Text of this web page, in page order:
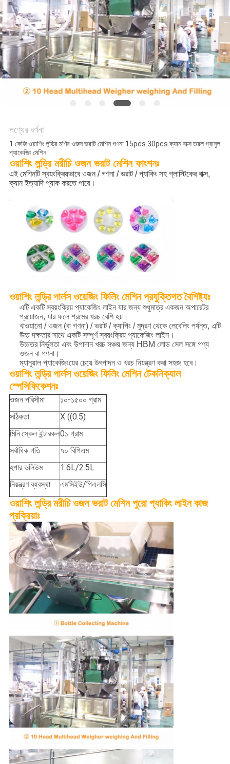
মামলা
একটি
উদ্ধৃতি
অনুরোধ
করুন
SITEMAP
গোপনীয়তা
নীতি
পণ্যের বর্ণনা
1 কেজি ওয়াশিং লন্ড্রি মণির ওজন ভরাট মেশিন গণনা 15pcs 30pcs ক্যান বাক্স তরল গ্রানুল
প্যাকেজিং মেশিন
ওয়াশিং লন্ড্রি মরীচি ওজন ভরাট মেশিন ফাংশনঃ
এই মেশিনটি স্বয়ংক্রিয়ভাবে ওজন / গণনা / ভরাট / প্যাকিং সহ প্লাস্টিকের বাক্স,
ক্যান ইত্যাদি প্যাক করতে পারে।
ওয়াশিং লন্ড্রি পার্লস ওয়েজিং ফিলিং মেশিন প্রযুক্তিগত বৈশিষ্ট্যঃ
এটি একটি স্বয়ংক্রিয় প্যাকেজিং লাইন যার জন্য শুধুমাত্র একজন অপারেটর
প্রয়োজন, যার ফলে শ্রমের খরচ বেশি হয়।
খাওয়ানো / ওজন (বা গণনা) / ভরাট / ক্যাপিং / মুদ্রণ থেকে লেবেলিং পর্যন্ত, এটি
উচ্চ দক্ষতার সাথে একটি সম্পূর্ণ স্বয়ংক্রিয় প্যাকেজিং লাইন।
উচ্চতর নির্ভুলতা এবং উপাদান খরচ সঞ্চয় জন্য HBM লোড সেল সঙ্গে পণ্য
ওজন বা গণনা।
ম্যানুয়াল প্যাকেজিংয়ের চেয়ে উৎপাদন ও খরচ নিয়ন্ত্রণ করা সহজ হবে।
ওয়াশিং লন্ড্রি পার্লস ওয়েজিং ফিলিং মেশিন টেকনিক্যাল
স্পেসিফিকেশনঃ
ওজন পরিসীমা
১০-১৫০০ গ্রাম
সঠিকতা
X ((0.5)
মিনি.স্কেল ইন্টারকল0১ গ্রাম
সর্বাধিক গতি
৭০ বিপিএম
হপার ভলিউম
1.6L/2.5L
নিয়ন্ত্রণ ব্যবস্থা
এমসিইউ/পিএলসি
ওয়াশিং লন্ড্রি মরীচি ওজন ভরাট মেশিন পুরো প্যাকিং লাইন কাজ
প্রক্রিয়াঃ